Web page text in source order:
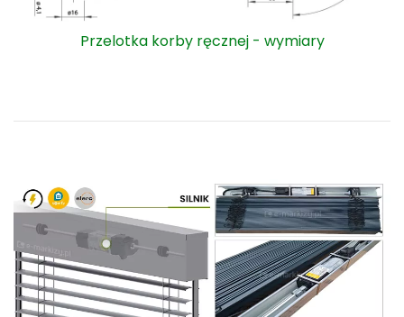
Przelotka korby ręcznej - wymiary